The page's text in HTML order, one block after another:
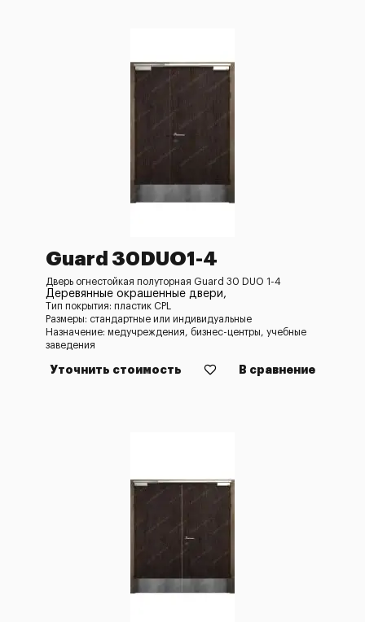
Guard 30DUO1-4
Дверь огнестойкая полуторная Guard 30 DUO 1-4
Деревянные окрашенные двери,
Тип покрытия: пластик CPL
Размеры: стандартные или индивидуальные
Назначение: медучреждения, бизнес-центры, учебные
заведения
Уточнить стоимость В сравнение